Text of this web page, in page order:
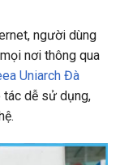
người dùng
nơi thông qua
Uniarch Đà
tác dễ sử dụng,